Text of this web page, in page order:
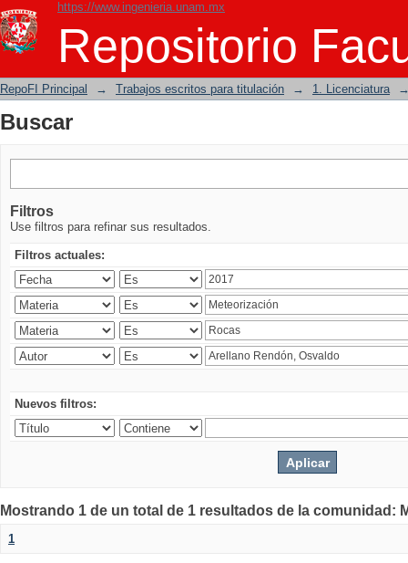
https://www.ingenieria.unam.mx
Repositorio
Buscar
RepoFI Principal → Trabajos escritos para titulación → 1. Licenciatura
Buscar
Filtros
Use filtros para refinar sus resultados.
Filtros actuales:
Nuevos filtros:
Mostrando 1 de un total de 1 resultados de la comunidad:
1